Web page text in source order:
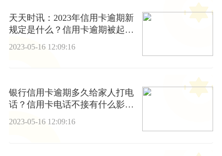
天天时讯：2023年信用卡逾期新
规定是什么？信用卡逾期被起诉
2023-05-16 12:09:16
银行信用卡逾期多久给家人打电
话？信用卡电话不接有什么影响
吗?
2023-05-16 12:09:16